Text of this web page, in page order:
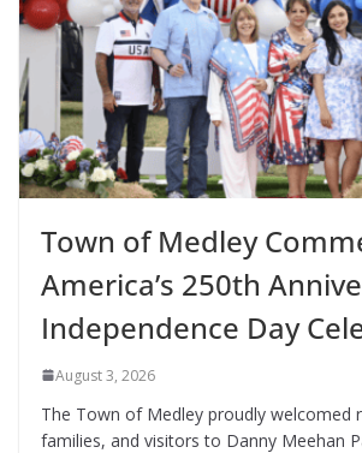
Town of Medley
America’s 250th
Independence Day
August 3, 2026
The Town of Medley proudly welcomed
families, and visitors to Danny Meehan